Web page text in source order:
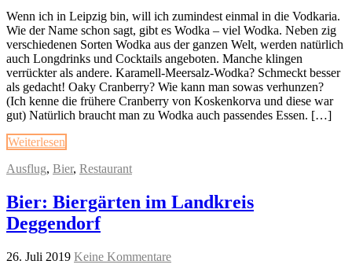
Wenn ich in Leipzig bin, will ich zumindest einmal in die Vodkaria.
Wie der Name schon sagt, gibt es Wodka – viel Wodka. Neben zig
verschiedenen Sorten Wodka aus der ganzen Welt, werden natürlich
auch Longdrinks und Cocktails angeboten. Manche klingen
verrückter als andere. Karamell-Meersalz-Wodka? Schmeckt besser
als gedacht! Oaky Cranberry? Wie kann man sowas verhunzen?
(Ich kenne die frühere Cranberry von Koskenkorva und diese war
gut) Natürlich braucht man zu Wodka auch passendes Essen. […]
Weiterlesen
Ausflug, Bier, Restaurant
Bier: Biergärten im Landkreis
Deggendorf
26. Juli 2019 Keine Kommentare